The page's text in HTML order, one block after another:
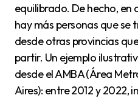
equilibrado. De hecho, en
hay más personas que se
desde otras provincias
partir. Un ejemplo
desde el AMBA (Área
Aires): entre 2012 y 2022,